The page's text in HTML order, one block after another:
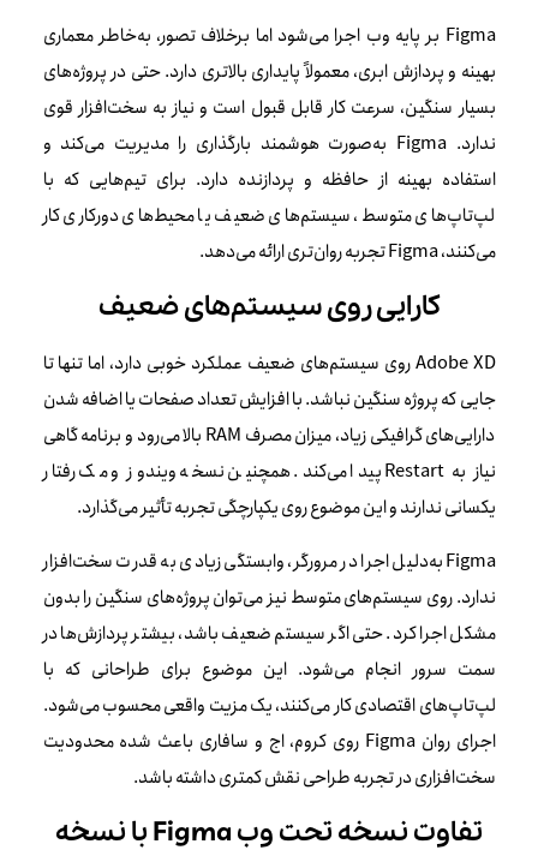
Figma بر پایه وب اجرا می‌شود اما برخلاف تصور، به‌خاطر معماری
بهینه و پردازش ابری، معمولاً پایداری بالاتری دارد. حتی در پروژه‌های
بسیار سنگین، سرعت کار قابل قبول است و نیاز به سخت‌افزار قوی
ندارد. Figma به‌صورت هوشمند بارگذاری را مدیریت می‌کند و
استفاده بهینه از حافظه و پردازنده دارد. برای تیم‌هایی که با
لپ‌تاپ‌های متوسط، سیستم‌های ضعیف یا محیط‌های دورکاری کار
می‌کنند، Figma تجربه روان‌تری ارائه می‌دهد.
کارایی روی سیستم‌های ضعیف
Adobe XD روی سیستم‌های ضعیف عملکرد خوبی دارد، اما تنها تا
جایی که پروژه سنگین نباشد. با افزایش تعداد صفحات یا اضافه شدن
دارایی‌های گرافیکی زیاد، میزان مصرف RAM بالا می‌رود و برنامه گاهی
نیاز به Restart پیدا می‌کند. همچنین نسخه ویندوز و مک رفتار
یکسانی ندارند و این موضوع روی یکپارچگی تجربه تأثیر می‌گذارد.
Figma به‌دلیل اجرا در مرورگر، وابستگی زیادی به قدرت سخت‌افزار
ندارد. روی سیستم‌های متوسط نیز می‌توان پروژه‌های سنگین را بدون
مشکل اجرا کرد. حتی اگر سیستم ضعیف باشد، بیشتر پردازش‌ها در
سمت سرور انجام می‌شود. این موضوع برای طراحانی که با
لپ‌تاپ‌های اقتصادی کار می‌کنند، یک مزیت واقعی محسوب می‌شود.
اجرای روان Figma روی کروم، اج و سافاری باعث شده محدودیت
سخت‌افزاری در تجربه طراحی نقش کمتری داشته باشد.
تفاوت نسخه تحت وب Figma با نسخه